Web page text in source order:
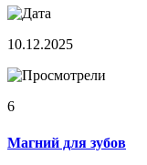
10.12.2025
6
Магний для зубов